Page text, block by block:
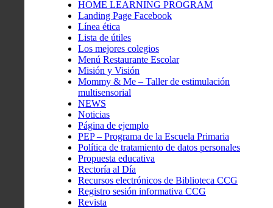
HOME LEARNING PROGRAM
Landing Page Facebook
Línea ética
Lista de útiles
Los mejores colegios
Menú Restaurante Escolar
Misión y Visión
Mommy & Me – Taller de estimulación
multisensorial
NEWS
Noticias
Página de ejemplo
PEP – Programa de la Escuela Primaria
Política de tratamiento de datos personales
Propuesta educativa
Rectoría al Día
Recursos electrónicos de Biblioteca CCG
Registro sesión informativa CCG
Revista